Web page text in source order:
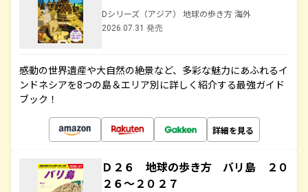
Dシリーズ（アジア） 地球の歩き方 海外
2026.07.31 発売
感動の世界遺産や大自然の絶景など、多彩な魅力にあふれるイ
ンドネシアを8つの島＆エリア別に詳しく紹介する最強ガイド
ブック！
詳細を見る
Ｄ２６ 地球の歩き方 バリ島 ２０
２６～２０２７